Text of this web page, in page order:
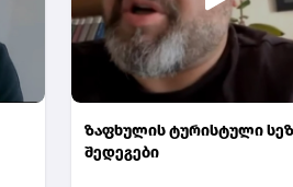
ზაფხულის ტურისტული
შედეგები